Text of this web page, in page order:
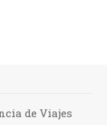
de Viajes